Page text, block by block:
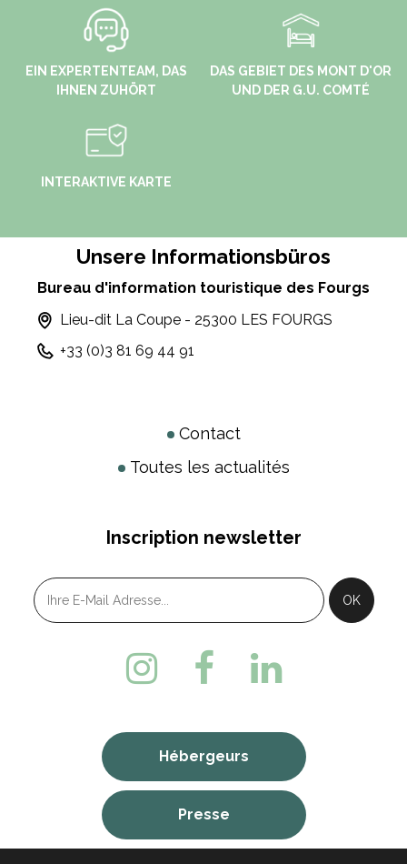
EIN EXPERTENTEAM, DAS
IHNEN ZUHÖRT
DAS GEBIET DES MONT D'OR
UND DER G.U. COMTÉ
INTERAKTIVE KARTE
Unsere Informationsbüros
Bureau d'information touristique des Fourgs
Lieu-dit La Coupe - 25300 LES FOURGS
+33 (0)3 81 69 44 91
Contact
Toutes les actualités
Inscription newsletter
Hébergeurs
Presse